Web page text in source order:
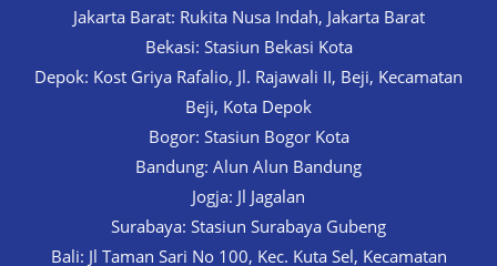
Jakarta Barat: Rukita Nusa Indah, Jakarta Barat
Bekasi: Stasiun Bekasi Kota
Depok: Kost Griya Rafalio, Jl. Rajawali II, Beji, Kecamatan
Beji, Kota Depok
Bogor: Stasiun Bogor Kota
Bandung: Alun Alun Bandung
Jogja: Jl Jagalan
Surabaya: Stasiun Surabaya Gubeng
Bali: Jl Taman Sari No 100, Kec. Kuta Sel, Kecamatan